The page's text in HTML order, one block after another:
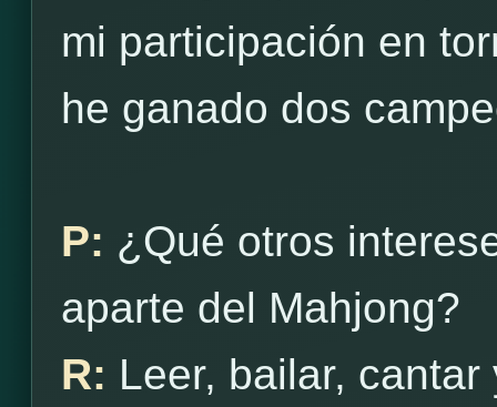
mi participación en
he ganado dos
P: ¿Qué otros
aparte del Mahjong?
R: Leer, bailar,